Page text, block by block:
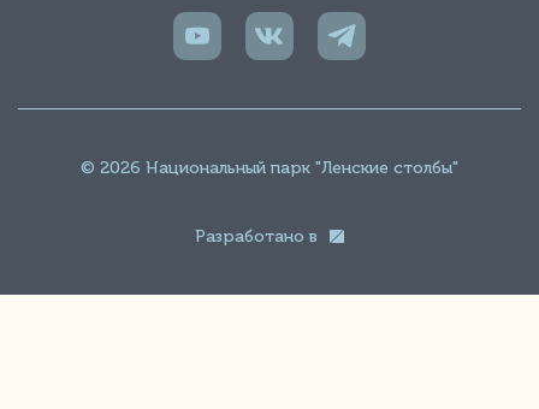
© 2026 Национальный парк "Ленские столбы"
Разработано в